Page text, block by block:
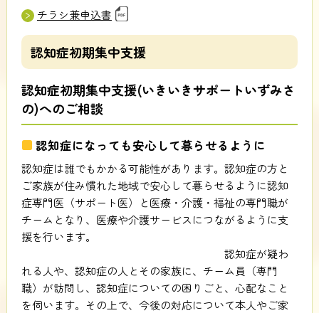
チラシ兼申込書
認知症初期集中支援
認知症初期集中支援(いきいきサポートいずみさ
の)へのご相談
認知症になっても安心して暮らせるように
認知症は誰でもかかる可能性があります。認知症の方と
ご家族が住み慣れた地域で安心して暮らせるように認知
症専門医（サポート医）と医療・介護・福祉の専門職が
チームとなり、医療や介護サービスにつながるように支
援を行います。
認知症が疑わ
れる人や、認知症の人とその家族に、チーム員（専門
職）が訪問し、認知症についての困りごと、心配なこと
を伺います。その上で、今後の対応について本人やご家